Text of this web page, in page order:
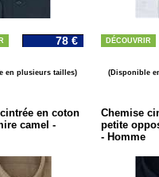
78 €
en plusieurs tailles)
DÉCOUVRIR
(Disponible
en coton
camel -
Chemise
petite
- Homme